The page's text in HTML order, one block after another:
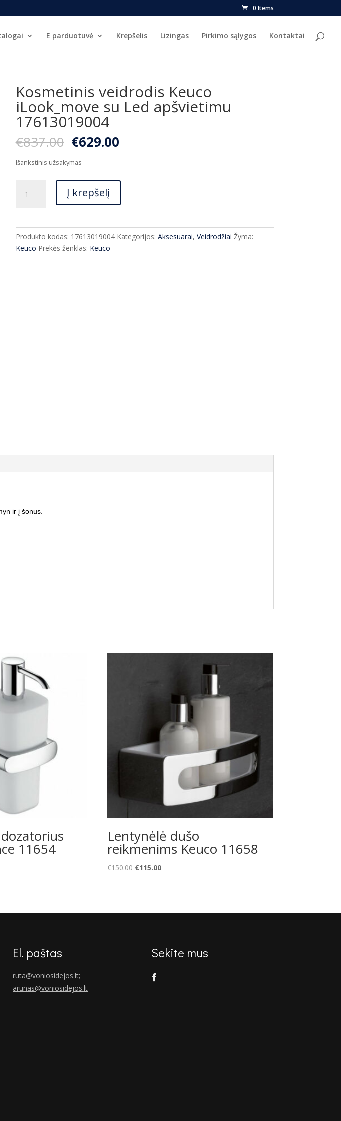
0 Items
E parduotuvė Krepšelis Lizingas Pirkimo sąlygos Kontaktai
Kosmetinis veidrodis Keuco
iLook_move su Led apšvietimu
17613019004
€837.00 Original
price
was:
€837.00.
€629.00Current
€629.00.
Išankstinis užsakymas
kiekis:
Keuco
iLook_move
Į krepšelį
Produkto kodas: 17613019004 Kategorijos: Aksesuarai, Veidrodžiai Žyma:
Keuco Prekės ženklas: Keuco
ir į šonus.
11654
Lentynėlė dušo
reikmenims Keuco 11658
€150.00 Original
€115.00Current
El. paštas
ruta@voniosidejos.lt;
arunas@voniosidejos.lt
Sekite mus